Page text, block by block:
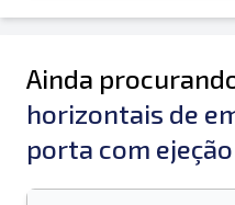
Ainda
horizontais de
porta com